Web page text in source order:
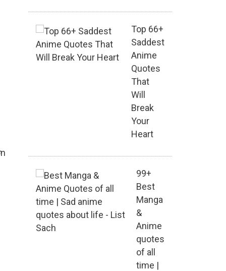
Top 66+
Saddest
Anime
Quotes
That
Will
Break
Your
Heart
99+
Best
Manga
&
Anime
quotes
of all
time |